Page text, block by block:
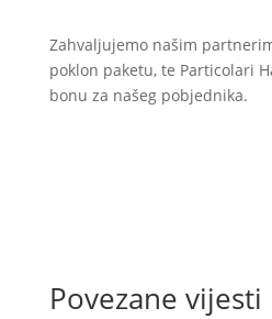
Zahvaljujemo našim
poklon paketu, te Particolari
bonu za našeg pobjednika.
Povezane vijesti